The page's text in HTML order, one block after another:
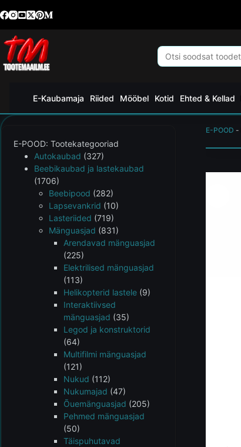
E-Kaubamaja Riided Mööbel Kotid Ehted & Kellad
E-POOD -
E-POOD: Tootekategooriad
Autokaubad (327)
Beebikaubad ja lastekaubad
(1706)
Beebipood (282)
Lapsevankrid (10)
Lasteriided (719)
Mänguasjad (831)
Arendavad mänguasjad
(225)
Elektrilised mänguasjad
(113)
Helikopterid lastele (9)
Interaktiivsed
mänguasjad (35)
Legod ja konstruktorid
(64)
Multifilmi mänguasjad
(121)
Nukud (112)
Nukumajad (47)
Õuemänguasjad (205)
Pehmed mänguasjad
(50)
Täispuhutavad